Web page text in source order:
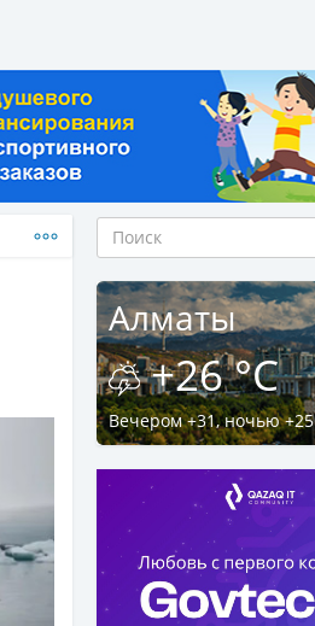
Алматы
+26 °C
Вечером +31, ночью +25